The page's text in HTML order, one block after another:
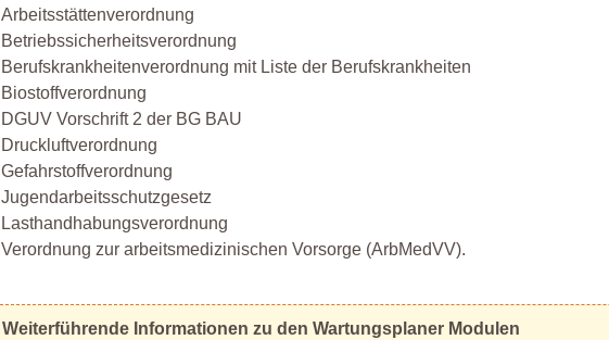
Arbeitsstättenverordnung
Betriebssicherheitsverordnung
Berufskrankheitenverordnung mit Liste der Berufskrankheiten
Biostoffverordnung
DGUV Vorschrift 2 der BG BAU
Druckluftverordnung
Gefahrstoffverordnung
Jugendarbeitsschutzgesetz
Lasthandhabungsverordnung
Verordnung zur arbeitsmedizinischen Vorsorge (ArbMedVV).
Weiterführende Informationen zu den Wartungsplaner Modulen